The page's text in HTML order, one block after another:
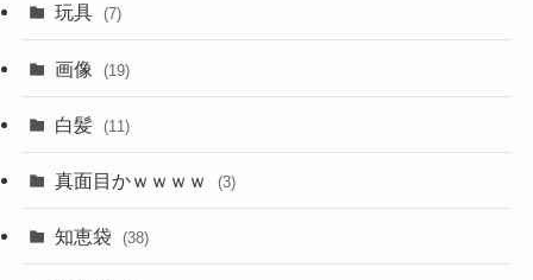
玩具 (7)
画像 (19)
白髪 (11)
真面目かｗｗｗｗ (3)
知恵袋 (38)